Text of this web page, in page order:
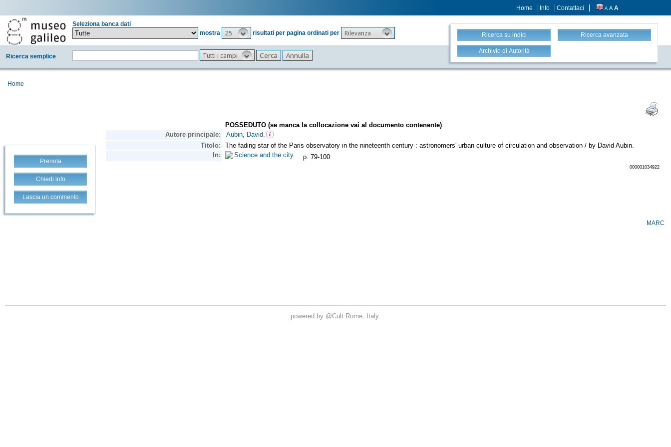
Home Info Contattaci A A A
Seleziona banca dati
mostra
25 risultati per pagina ordinati per Rilevanza
Ricerca semplice Tutti i campi
Ricerca su indici Ricerca avanzata
Archivio di Autorità
Home
Prenota
Chiedi info
Lascia un commento
MARC
powered by @Cult Rome, Italy.